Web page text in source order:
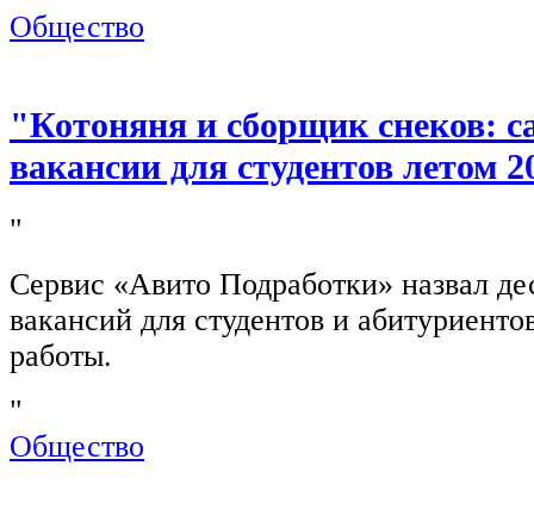
Общество
"Котоняня и сборщик снеков:
вакансии для студентов летом
"
Сервис «Авито Подработки» назвал
вакансий для студентов и
работы.
"
Общество